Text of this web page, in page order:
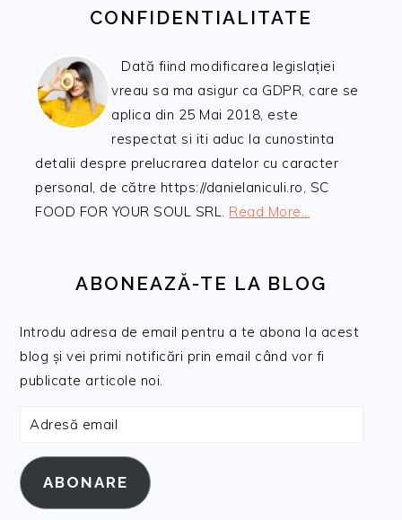
CONFIDENTIALITATE
Dată fiind modificarea legislației
vreau sa ma asigur ca GDPR, care se
aplica din 25 Mai 2018, este
respectat si iti aduc la cunostinta
detalii despre prelucrarea datelor cu caracter
personal, de către https://danielaniculi.ro, SC
FOOD FOR YOUR SOUL SRL. Read More…
ABONEAZĂ-TE LA BLOG
Introdu adresa de email pentru a te abona la acest
blog și vei primi notificări prin email când vor fi
publicate articole noi.
Adresă
ABONARE